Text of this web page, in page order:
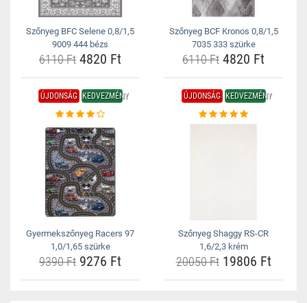
Szőnyeg BFC Selene 0,8/1,5
9009 444 bézs
6110 Ft 4820 Ft
Szőnyeg BCF Kronos 0,8/1,5
7035 333 szürke
6110 Ft 4820 Ft
ÚJDONSÁG KEDVEZMÉNY
Gyermekszőnyeg Racers 97
1,0/1,65 szürke
9390 Ft 9276 Ft
ÚJDONSÁG KEDVEZMÉNY
Szőnyeg Shaggy RS-CR
1,6/2,3 krém
20050 Ft19806 Ft